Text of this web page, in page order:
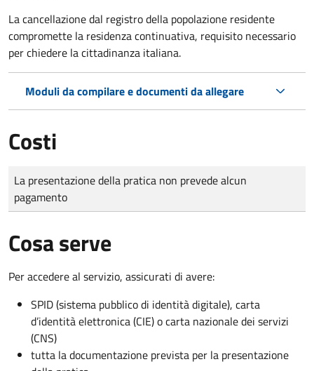
La cancellazione dal registro della popolazione residente
compromette la residenza continuativa, requisito necessario
per chiedere la cittadinanza italiana.
Moduli da compilare e documenti da allegare
Costi
Tipo di pagamento
Importo
La presentazione della pratica non prevede alcun
pagamento
Cosa serve
Per accedere al servizio, assicurati di avere:
SPID (sistema pubblico di identità digitale), carta
d’identità elettronica (CIE) o carta nazionale dei servizi
(CNS)
tutta la documentazione prevista per la presentazione